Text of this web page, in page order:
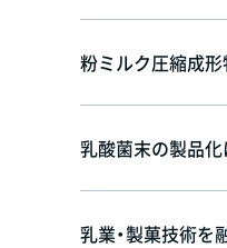
粉ミルク圧縮成形
乳酸菌末の製品化
乳業・製菓技術を